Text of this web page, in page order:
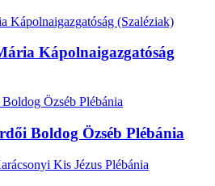
Kápolnaigazgatóság
Boldog Özséb Plébánia